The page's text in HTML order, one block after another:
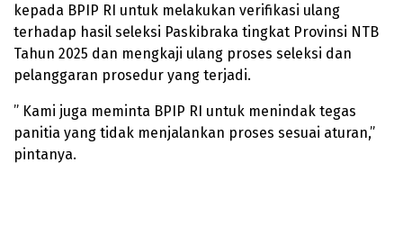
kepada BPIP RI untuk melakukan verifikasi ulang
terhadap hasil seleksi Paskibraka tingkat Provinsi NTB
Tahun 2025 dan mengkaji ulang proses seleksi dan
pelanggaran prosedur yang terjadi.
” Kami juga meminta BPIP RI untuk menindak tegas
panitia yang tidak menjalankan proses sesuai aturan,”
pintanya.